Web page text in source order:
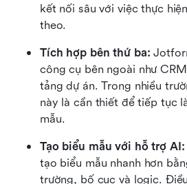
kết nối sâu với việc thực
theo.
Tích hợp bên thứ ba:
công cụ bên ngoài như
tảng dự án. Trong nhiều
này là cần thiết để tiếp tục
mẫu.
Tạo biểu mẫu với hỗ trợ
tạo biểu mẫu nhanh hơn
trường, bố cục và logic.